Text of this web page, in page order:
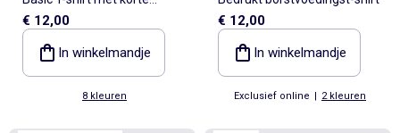
mouwen en V-hals
€ 12,00
In winkelmandje
8 kleuren
€ 12,00
In winkelmandje
Exclusief online | 2 kleuren